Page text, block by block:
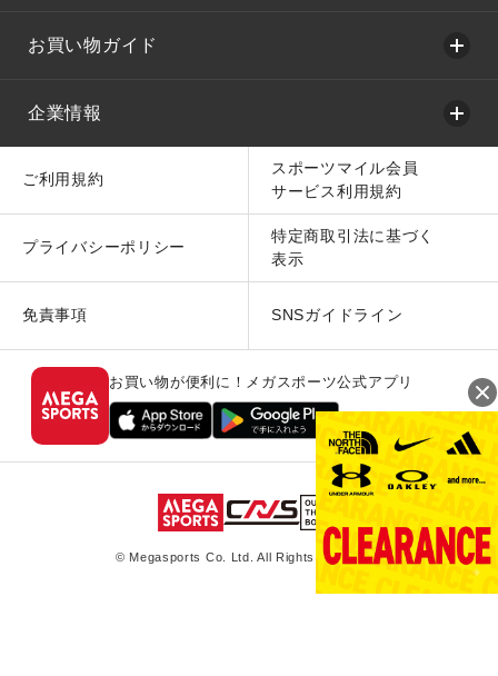
お買い物ガイド
企業情報
ご利用規約
スポーツマイル会員
サービス利用規約
プライバシーポリシー
特定商取引法に基づく
表示
免責事項 SNSガイドライン
お買い物が便利に！メガスポーツ公式アプリ
© Megasports Co. Ltd. All Rights Reserved.